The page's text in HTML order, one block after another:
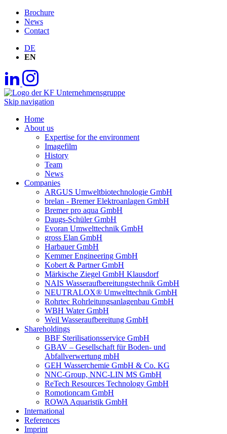
Brochure
News
Contact
DE
EN
Skip navigation
Home
About us
Expertise for the environment
Imagefilm
History
Team
News
Companies
ARGUS Umweltbiotechnologie GmbH
brelan - Bremer Elektroanlagen GmbH
Bremer pro aqua GmbH
Daugs-Schüler GmbH
Evoran Umwelt­technik GmbH
gross Elan GmbH
Harbauer GmbH
Kemmer Engineering GmbH
Kobert & Partner GmbH
Märkische Ziegel GmbH Klausdorf
NAIS Wasseraufbereitungstechnik GmbH
NEUTRALOX® Umwelttechnik GmbH
Rohrtec Rohrleitungsanlagenbau GmbH
WBH Water GmbH
Weil Wasseraufbereitung GmbH
Shareholdings
BBF Sterilisationsservice GmbH
GBAV – Gesellschaft für Boden- und
Abfallverwertung mbH
GEH Wasserchemie GmbH & Co. KG
NNC-Group, NNC-LIN MS GmbH
ReTech Resources Technology GmbH
Romotioncam GmbH
ROWA Aquaristik GmbH
International
References
Imprint